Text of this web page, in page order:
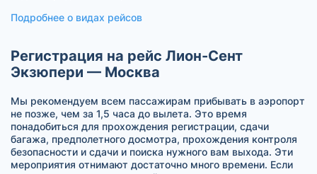
Подробнее о видах рейсов
Регистрация на рейс Лион-Сент
Экзюпери — Москва
Мы рекомендуем всем пассажирам прибывать в аэропорт
не позже, чем за 1,5 часа до вылета. Это время
понадобиться для прохождения регистрации, сдачи
багажа, предполетного досмотра, прохождения контроля
безопасности и сдачи и поиска нужного вам выхода. Эти
мероприятия отнимают достаточно много времени. Если